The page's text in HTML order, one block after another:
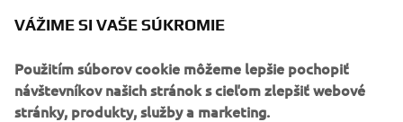
ČÍTAŤ VIAC
VÁŽIME SI VAŠE SÚKROMIE
Použitím súborov cookie môžeme lepšie pochopiť
návštevníkov našich stránok s cieľom zlepšiť webové
stránky, produkty, služby a marketing.